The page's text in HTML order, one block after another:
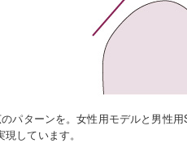
パターンを。女性用モデルと男性
しています。